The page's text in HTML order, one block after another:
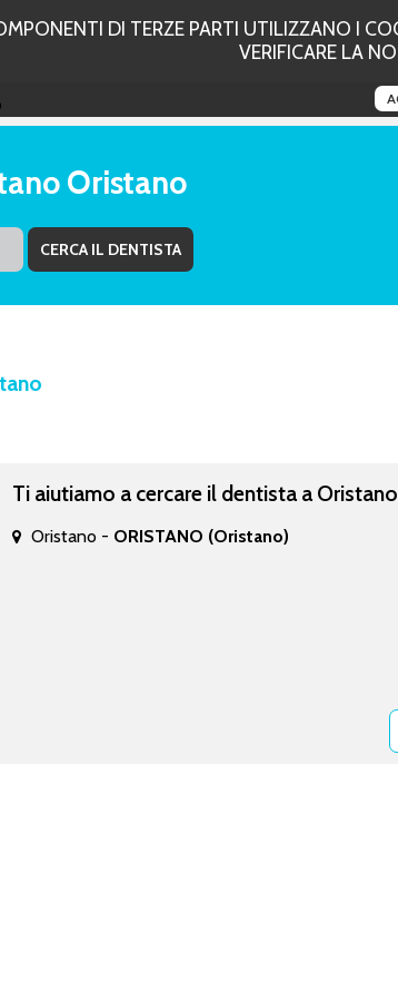
DI TERZE PARTI UTILIZZANO I
VERIFICARE LA
Oristano
Ti aiutiamo a cercare il dentista a Oristano
Oristano - ORISTANO (Oristano)